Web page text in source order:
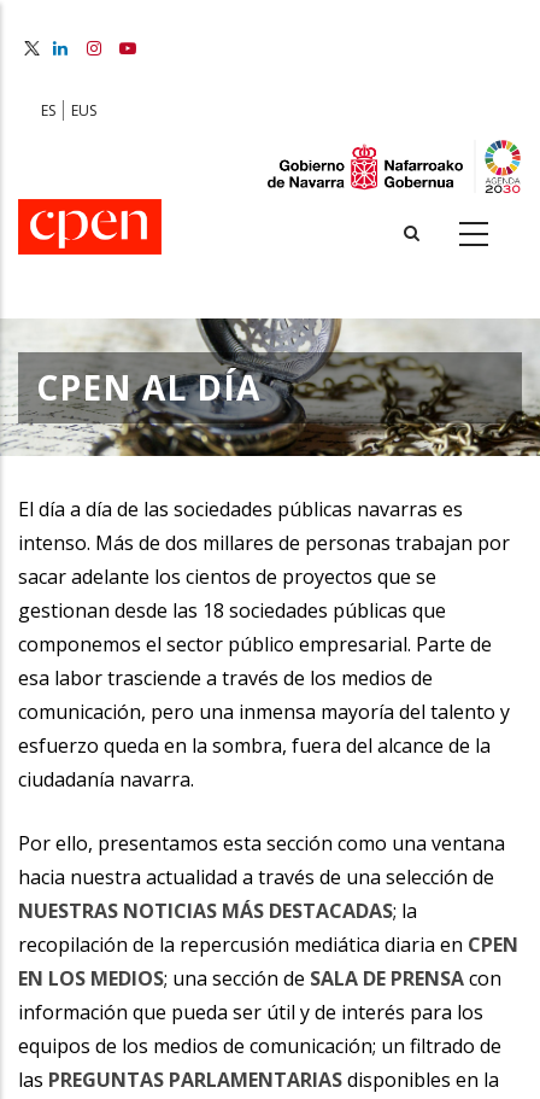
content
ES EUS
CPEN AL DÍA
El día a día de las sociedades públicas navarras es
intenso. Más de dos millares de personas trabajan por
sacar adelante los cientos de proyectos que se
gestionan desde las 18 sociedades públicas que
componemos el sector público empresarial. Parte de
esa labor trasciende a través de los medios de
comunicación, pero una inmensa mayoría del talento y
esfuerzo queda en la sombra, fuera del alcance de la
ciudadanía navarra.
Por ello, presentamos esta sección como una ventana
hacia nuestra actualidad a través de una selección de
NUESTRAS NOTICIAS MÁS DESTACADAS; la
recopilación de la repercusión mediática diaria en CPEN
EN LOS MEDIOS; una sección de SALA DE PRENSAcon
información que pueda ser útil y de interés para los
equipos de los medios de comunicación; un filtrado de
las PREGUNTAS PARLAMENTARIASdisponibles en la